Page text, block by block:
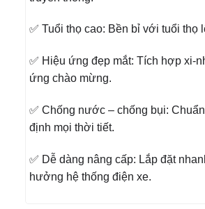
✅ Tuổi thọ cao: Bền bỉ với tuổi thọ
✅ Hiệu ứng đẹp mắt: Tích hợp xi-
ứng chào mừng.
✅ Chống nước – chống bụi:
định mọi thời tiết.
✅ Dễ dàng nâng cấp: Lắp đặt
hưởng hệ thống điện xe.